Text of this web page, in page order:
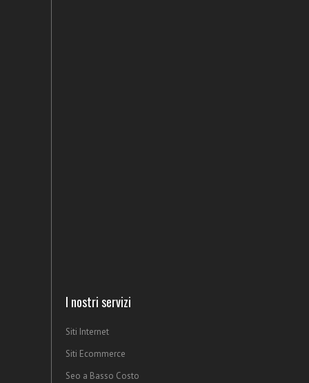
I nostri servizi
Siti Internet
Siti Ecommerce
Seo a Basso Costo